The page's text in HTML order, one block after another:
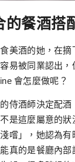
的餐酒
美酒的她，在
易被同業認出
會怎麼做呢？
侍酒師決定配
是這麼屬意的
嚐」，她認為
真的是餐廳內部